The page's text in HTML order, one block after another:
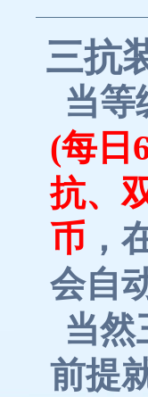
三抗
当等
(每日
抗、
币 ，
会自
当然
前提